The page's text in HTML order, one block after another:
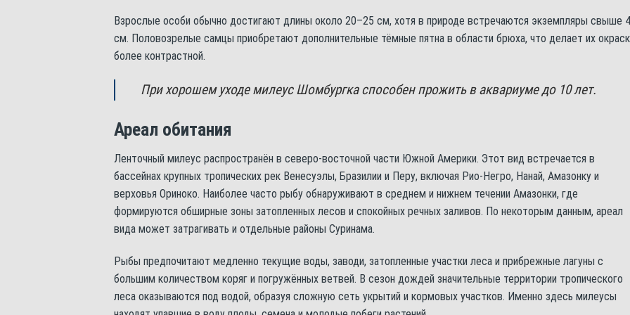
Взрослые особи обычно достигают длины около 20–25 см, хотя в природе встречаются экземпляры свыше
см. Половозрелые самцы приобретают дополнительные тёмные пятна в области брюха, что делает их
более контрастной.
При хорошем уходе милеус Шомбургка способен прожить в аквариуме до 10 лет.
Ареал обитания
Ленточный милеус распространён в северо-восточной части Южной Америки. Этот вид встречается в
бассейнах крупных тропических рек Венесуэлы, Бразилии и Перу, включая Рио-Негро, Нанай, Амазонку и
верховья Ориноко. Наиболее часто рыбу обнаруживают в среднем и нижнем течении Амазонки, где
формируются обширные зоны затопленных лесов и спокойных речных заливов. По некоторым данным, ареал
вида может затрагивать и отдельные районы Суринама.
Рыбы предпочитают медленно текущие воды, заводи, затопленные участки леса и прибрежные лагуны с
большим количеством коряг и погружённых ветвей. В сезон дождей значительные территории тропического
леса оказываются под водой, образуя сложную сеть укрытий и кормовых участков. Именно здесь милеусы